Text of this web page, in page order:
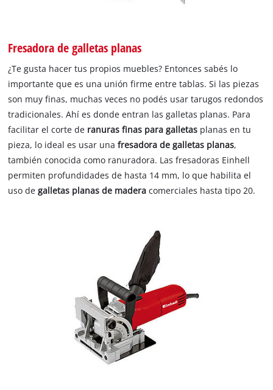
Fresadora de galletas planas
¿Te gusta hacer tus propios muebles? Entonces sabés lo
importante que es una unión firme entre tablas. Si las piezas
son muy finas, muchas veces no podés usar tarugos redondos
tradicionales. Ahí es donde entran las galletas planas. Para
facilitar el corte de ranuras finas para galletas planas en tu
pieza, lo ideal es usar unafresadora de galletas planas,
también conocida como ranuradora. Las fresadoras Einhell
permiten profundidades de hasta 14 mm, lo que habilita el
uso degalletas planas de madera comerciales hasta tipo 20.